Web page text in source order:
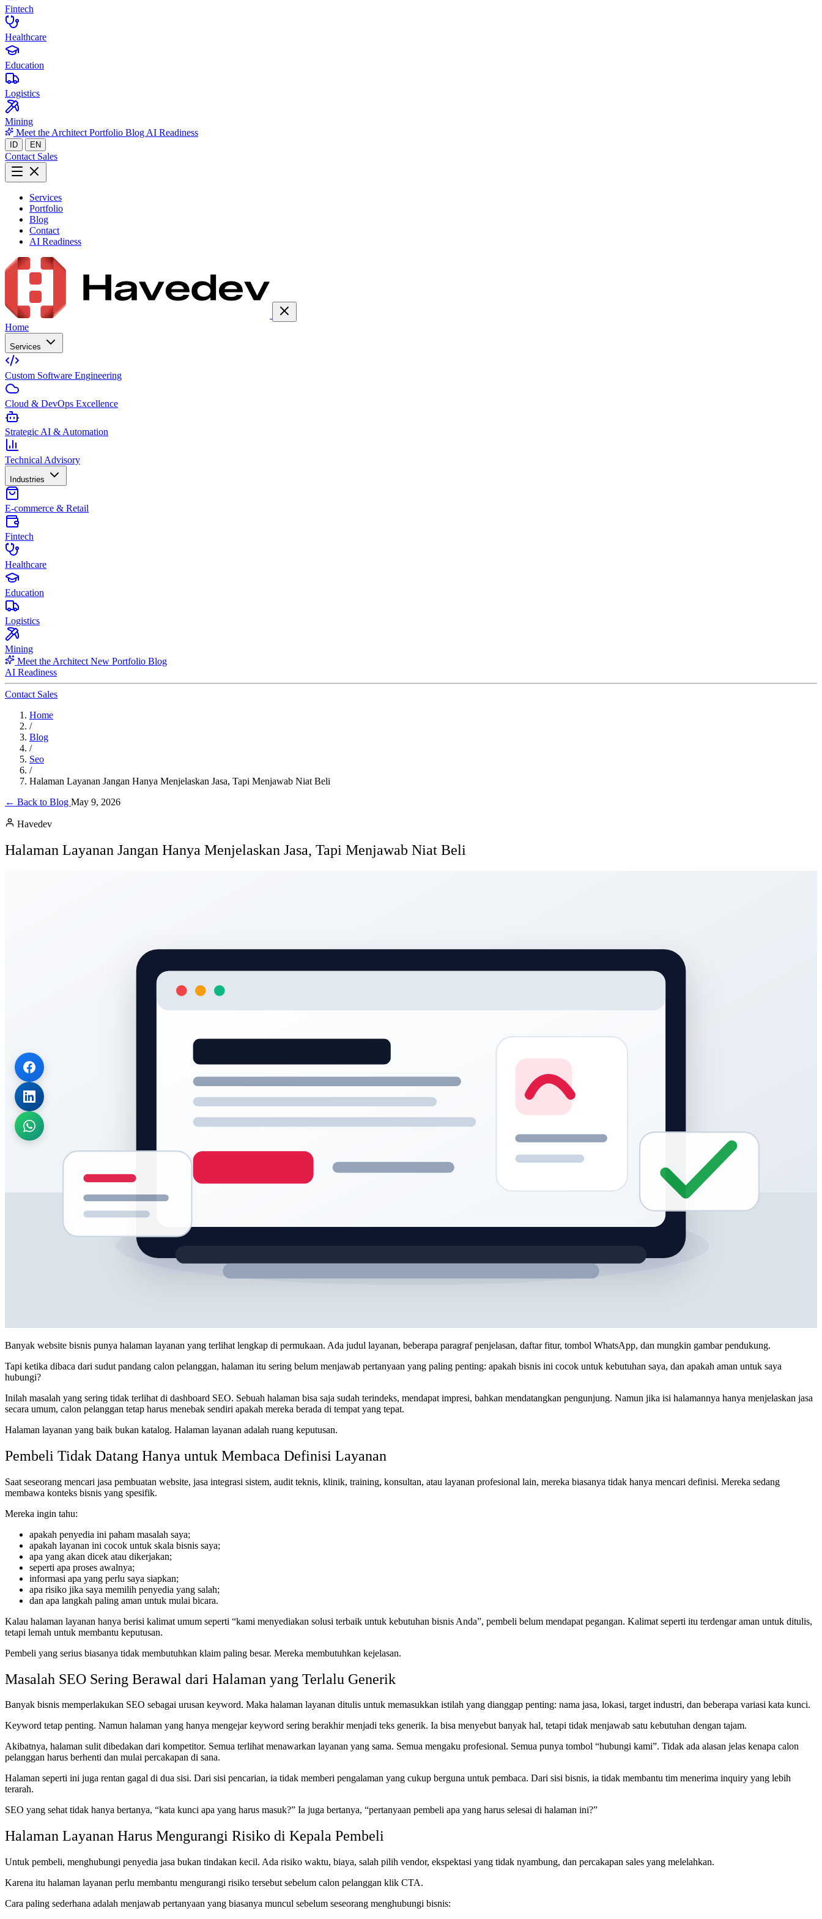
Fintech
Healthcare
Education
Logistics
Mining
Meet the Architect Portfolio Blog AI Readiness
ID EN
Contact Sales
Services
Portfolio
Blog
Contact
AI Readiness
Home
Services
Custom Software Engineering
Cloud & DevOps Excellence
Strategic AI & Automation
Technical Advisory
Industries
E-commerce & Retail
Fintech
Healthcare
Education
Logistics
Mining
Meet the Architect New Portfolio Blog
AI Readiness
Contact Sales
Home
/
Blog
/
Seo
/
Halaman Layanan Jangan Hanya Menjelaskan Jasa, Tapi Menjawab Niat Beli
← Back to Blog May 9, 2026
Havedev
Halaman Layanan Jangan Hanya Menjelaskan Jasa, Tapi Menjawab Niat Beli
Banyak website bisnis punya halaman layanan yang terlihat lengkap di permukaan. Ada judul layanan, beberapa paragraf penjelasan, daftar fitur, tombol WhatsApp, dan mungkin gambar pendukung.
Tapi ketika dibaca dari sudut pandang calon pelanggan, halaman itu sering belum menjawab pertanyaan yang paling penting: apakah bisnis ini cocok untuk kebutuhan saya, dan apakah aman untuk saya
hubungi?
Inilah masalah yang sering tidak terlihat di dashboard SEO. Sebuah halaman bisa saja sudah terindeks, mendapat impresi, bahkan mendatangkan pengunjung. Namun jika isi halamannya hanya menjelaskan jasa
secara umum, calon pelanggan tetap harus menebak sendiri apakah mereka berada di tempat yang tepat.
Halaman layanan yang baik bukan katalog. Halaman layanan adalah ruang keputusan.
Pembeli Tidak Datang Hanya untuk Membaca Definisi Layanan
Saat seseorang mencari jasa pembuatan website, jasa integrasi sistem, audit teknis, klinik, training, konsultan, atau layanan profesional lain, mereka biasanya tidak hanya mencari definisi. Mereka sedang
membawa konteks bisnis yang spesifik.
Mereka ingin tahu:
apakah penyedia ini paham masalah saya;
apakah layanan ini cocok untuk skala bisnis saya;
apa yang akan dicek atau dikerjakan;
seperti apa proses awalnya;
informasi apa yang perlu saya siapkan;
apa risiko jika saya memilih penyedia yang salah;
dan apa langkah paling aman untuk mulai bicara.
Kalau halaman layanan hanya berisi kalimat umum seperti “kami menyediakan solusi terbaik untuk kebutuhan bisnis Anda”, pembeli belum mendapat pegangan. Kalimat seperti itu terdengar aman untuk ditulis,
tetapi lemah untuk membantu keputusan.
Pembeli yang serius biasanya tidak membutuhkan klaim paling besar. Mereka membutuhkan kejelasan.
Masalah SEO Sering Berawal dari Halaman yang Terlalu Generik
Banyak bisnis memperlakukan SEO sebagai urusan keyword. Maka halaman layanan ditulis untuk memasukkan istilah yang dianggap penting: nama jasa, lokasi, target industri, dan beberapa variasi kata kunci.
Keyword tetap penting. Namun halaman yang hanya mengejar keyword sering berakhir menjadi teks generik. Ia bisa menyebut banyak hal, tetapi tidak menjawab satu kebutuhan dengan tajam.
Akibatnya, halaman sulit dibedakan dari kompetitor. Semua terlihat menawarkan layanan yang sama. Semua mengaku profesional. Semua punya tombol “hubungi kami”. Tidak ada alasan jelas kenapa calon
pelanggan harus berhenti dan mulai percakapan di sana.
Halaman seperti ini juga rentan gagal di dua sisi. Dari sisi pencarian, ia tidak memberi pengalaman yang cukup berguna untuk pembaca. Dari sisi bisnis, ia tidak membantu tim menerima inquiry yang lebih
terarah.
SEO yang sehat tidak hanya bertanya, “kata kunci apa yang harus masuk?” Ia juga bertanya, “pertanyaan pembeli apa yang harus selesai di halaman ini?”
Halaman Layanan Harus Mengurangi Risiko di Kepala Pembeli
Untuk pembeli, menghubungi penyedia jasa bukan tindakan kecil. Ada risiko waktu, biaya, salah pilih vendor, ekspektasi yang tidak nyambung, dan percakapan sales yang melelahkan.
Karena itu halaman layanan perlu membantu mengurangi risiko tersebut sebelum calon pelanggan klik CTA.
Cara paling sederhana adalah menjawab pertanyaan yang biasanya muncul sebelum seseorang menghubungi bisnis: